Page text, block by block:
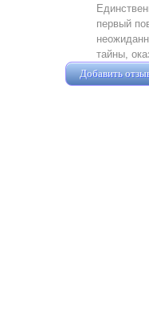
первый
тайны,
Добавить